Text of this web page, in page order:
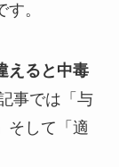
す。
えると中毒
事では「与
そして「適